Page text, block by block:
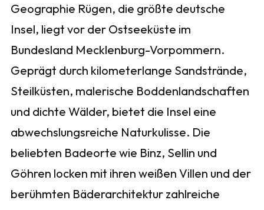
Geographie Rügen, die größte deutsche
Insel, liegt vor der Ostseeküste im
Bundesland Mecklenburg-Vorpommern.
Geprägt durch kilometerlange Sandstrände,
Steilküsten, malerische Boddenlandschaften
und dichte Wälder, bietet die Insel eine
abwechslungsreiche Naturkulisse. Die
beliebten Badeorte wie Binz, Sellin und
Göhren locken mit ihren weißen Villen und der
berühmten Bäderarchitektur zahlreiche